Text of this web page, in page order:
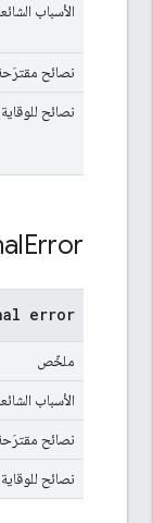
الأسباب
نصائح
نصائح
Error
error
ملخّص
الأسباب
نصائح
نصائح